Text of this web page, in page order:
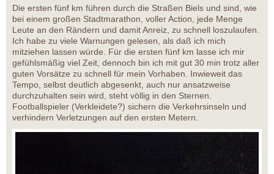
Die ersten fünf km führen durch die Straßen Biels und sind, wie
bei einem großen Stadtmarathon, voller Action, jede Menge
Leute an den Rändern und damit Anreiz, zu schnell loszulaufen.
Ich habe zu viele Warnungen gelesen, als daß ich mich
mitziehen lassen würde. Für die ersten fünf km lasse ich mir
gefühlsmäßig viel Zeit, dennoch bin ich mit gut 30 min trotz aller
guten Vorsätze zu schnell für mein Vorhaben. Inwieweit das
Tempo, selbst deutlich abgesenkt, auch nur ansatzweise
durchzuhalten sein wird, steht völlig in den Sternen.
Footballspieler (Verkleidete?) sichern die Verkehrsinseln und
verhindern Verletzungen auf den ersten Metern.